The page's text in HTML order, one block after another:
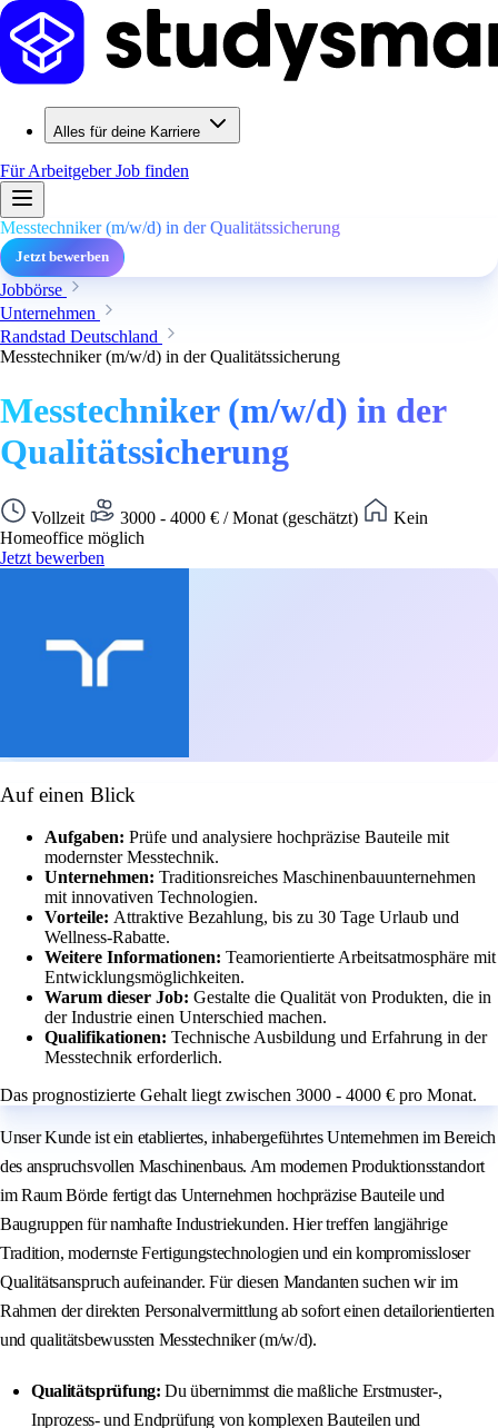
Alles für deine Karriere
Für ArbeitgeberJob finden
Messtechniker (m/w/d) in der Qualitätssicherung
Jetzt bewerben
Jobbörse
Unternehmen
Randstad Deutschland
Messtechniker (m/w/d) in der Qualitätssicherung
Messtechniker (m/w/d) in der
Qualitätssicherung
Vollzeit 3000 - 4000 € / Monat (geschätzt)
Kein
Homeoffice möglich
Jetzt bewerben
Auf einen Blick
Aufgaben: Prüfe und analysiere hochpräzise Bauteile mit
modernster Messtechnik.
Unternehmen: Traditionsreiches Maschinenbauunternehmen
mit innovativen Technologien.
Vorteile: Attraktive Bezahlung, bis zu 30 Tage Urlaub und
Wellness-Rabatte.
Weitere Informationen: Teamorientierte Arbeitsatmosphäre mit
Entwicklungsmöglichkeiten.
Warum dieser Job: Gestalte die Qualität von Produkten, die in
der Industrie einen Unterschied machen.
Qualifikationen: Technische Ausbildung und Erfahrung in der
Messtechnik erforderlich.
Das prognostizierte Gehalt liegt zwischen 3000 - 4000 € pro Monat.
Unser Kunde ist ein etabliertes, inhabergeführtes Unternehmen im Bereich
des anspruchsvollen Maschinenbaus. Am modernen Produktionsstandort
im Raum Börde fertigt das Unternehmen hochpräzise Bauteile und
Baugruppen für namhafte Industriekunden. Hier treffen langjährige
Tradition, modernste Fertigungstechnologien und ein kompromissloser
Qualitätsanspruch aufeinander. Für diesen Mandanten suchen wir im
Rahmen der direkten Personalvermittlung ab sofort einen detailorientierten
und qualitätsbewussten Messtechniker (m/w/d).
Qualitätsprüfung: Du übernimmst die maßliche Erstmuster-,
Inprozess- und Endprüfung von komplexen Bauteilen und